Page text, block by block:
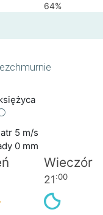
64%
5 m/s
0 mm
Wieczór
21:00